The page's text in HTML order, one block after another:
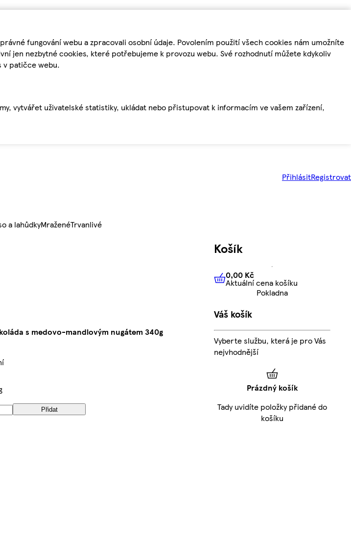
fungování webu a zpracovali osobní údaje. Povolením použití všech cookies nám umožníte
jen nezbytné cookies, které potřebujeme k provozu webu. Své rozhodnutí můžete kdykoliv
v patičce webu.
vytvářet uživatelské statistiky, ukládat nebo přistupovat k informacím ve vašem zařízení,
PřihlásitRegistrovat
a lahůdkyMraženéTrvanlivé
s medovo-mandlovým nugátem 340g
Přidat
Košík
0,00 KčAktuální cena košíku
0,00 Kč
Aktuální cena košíku
Pokladna
Váš košík
Vyberte službu, která je pro Vás
nejvhodnější
Prázdný košík
Tady uvidíte položky přidané do
košíku